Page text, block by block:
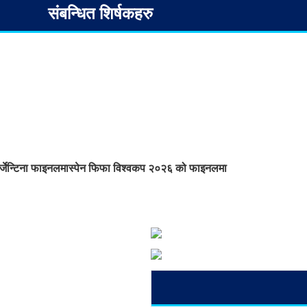
संबन्धित शिर्षकहरु
फाइनलमास्पेन फिफा विश्वकप २०२६ को फाइनलमा